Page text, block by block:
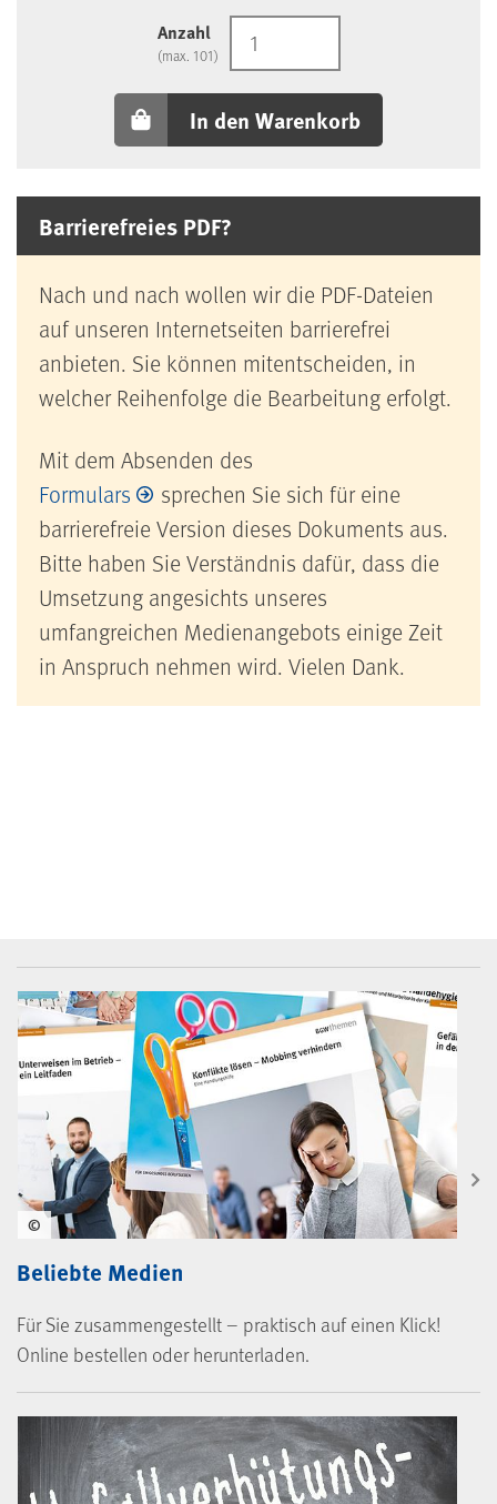
Anzahl
(max. 101)
In den Warenkorb
Barrierefreies PDF?
Nach und nach wollen wir die PDF-Dateien
auf unseren Internetseiten barrierefrei
anbieten. Sie können mitentscheiden, in
welcher Reihenfolge die Bearbeitung erfolgt.
Mit dem Absenden des
Formulars
sprechen Sie sich für eine
barrierefreie Version dieses Dokuments aus.
Bitte haben Sie Verständnis dafür, dass die
Umsetzung angesichts unseres
umfangreichen Medienangebots einige Zeit
in Anspruch nehmen wird. Vielen Dank.
BGW-Mediencenter
Beliebte Medien
Für Sie zusammengestellt – praktisch auf einen Klick!
Online bestellen oder herunterladen.
©